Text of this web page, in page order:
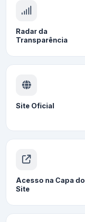
Radar da
Transparência
Site Oficial
Acesso na Capa do
Site